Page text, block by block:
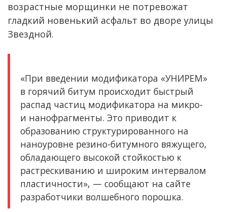
возрастные морщинки не потревожат
гладкий новенький асфальт во дворе улицы
Звездной.
«При введении модификатора «УНИРЕМ»
в горячий битум происходит быстрый
распад частиц модификатора на микро-
и нанофрагменты. Это приводит к
образованию структурированного на
наноуровне резино-битумного вяжущего,
обладающего высокой стойкостью к
растрескиванию и широким интервалом
пластичности», — сообщают на сайте
разработчики волшебного порошка.